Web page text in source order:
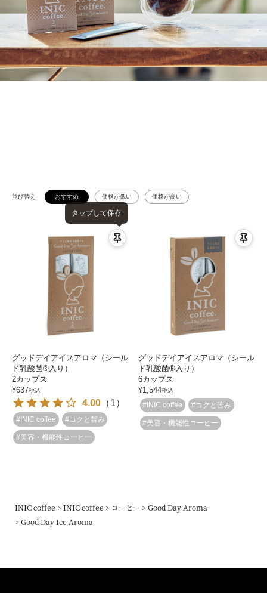
並び替え おすすめ 価格が低い 価格が高い
タップして保存
グッドデイアイスアロマ（シール
ド乳酸菌®入り）
2カップス
¥637税込
4.00 （1）
#INIC coffee #コクと苦み
#美容・機能性コーヒー
グッドデイアイスアロマ（シール
ド乳酸菌®入り）
6カップス
¥1,544税込
#INIC coffee #コクと苦み
#美容・機能性コーヒー
INIC coffee INIC coffee コーヒー
Good Day Aroma
Good Day Ice Aroma